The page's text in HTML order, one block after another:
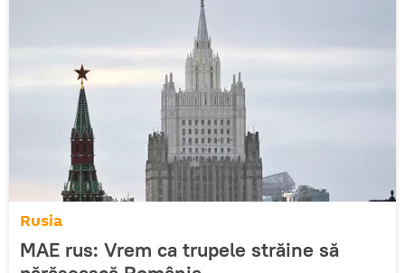
Rusia
MAE rus: Vrem ca trupele străine să